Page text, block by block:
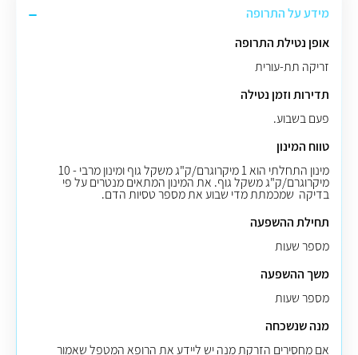
מידע על התרופה
אופן נטילת התרופה
זריקה תת-עורית
תדירות וזמן נטילה
פעם בשבוע.
טווח המינון
מינון התחלתי הוא 1 מיקרוגרם/ק"ג משקל גוף ומינון מרבי - 10
מיקרוגרם/ק"ג משקל גוף. את המינון המתאים מנטרים על פי
בדיקה שמכמתת מדי שבוע את מספר טסיות הדם.
תחילת ההשפעה
מספר שעות
משך ההשפעה
מספר שעות
מנה שנשכחה
אם מחסירים הזרקת מנה יש ליידע את הרופא המטפל שאמור